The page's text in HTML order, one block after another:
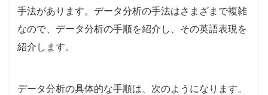
手法があります。データ分析の手法はさまざまで複雑
なので、データ分析の手順を紹介し、その英語表現を
紹介します。
データ分析の具体的な手順は、次のようになります。